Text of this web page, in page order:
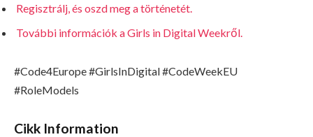
Regisztrálj, és oszd meg a történetét.
További információk a Girls in Digital Weekről.
#Code4Europe #GirlsInDigital #CodeWeekEU
#RoleModels
Cikk Information